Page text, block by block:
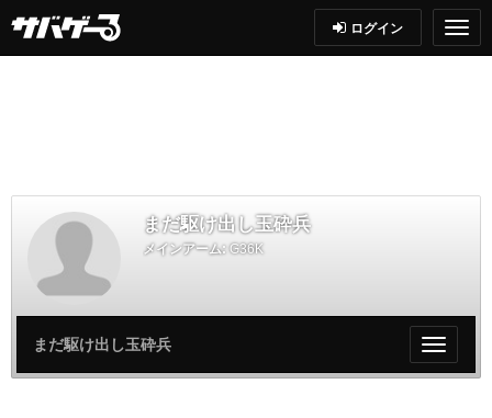
ログイン
まだ駆け出し玉砕兵
メインアーム: G36K
My
ペ
まだ駆け出し玉砕兵